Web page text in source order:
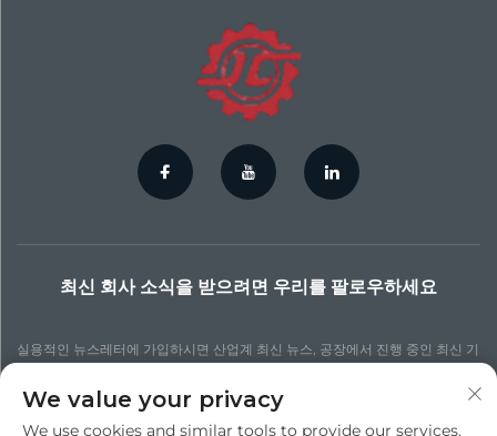
최신 회사 소식을 받으려면 우리를 팔로우하세요
실용적인 뉴스레터에 가입하시면 산업계 최신 뉴스, 공장에서 진행 중인 최신 기
We value your privacy
We use cookies and similar tools to provide our services.